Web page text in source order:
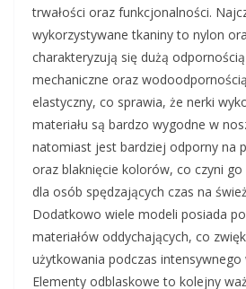
trwałości oraz funkcjonalności.
wykorzystywane tkaniny to nylon
charakteryzują się dużą
mechaniczne oraz
elastyczny, co sprawia, że nerki
materiału są bardzo wygodne w
natomiast jest bardziej odporny na
oraz blaknięcie kolorów, co czyni
dla osób spędzających czas na
Dodatkowo wiele modeli posiada
materiałów oddychających, co
użytkowania podczas intensywnego
Elementy odblaskowe to kolejny